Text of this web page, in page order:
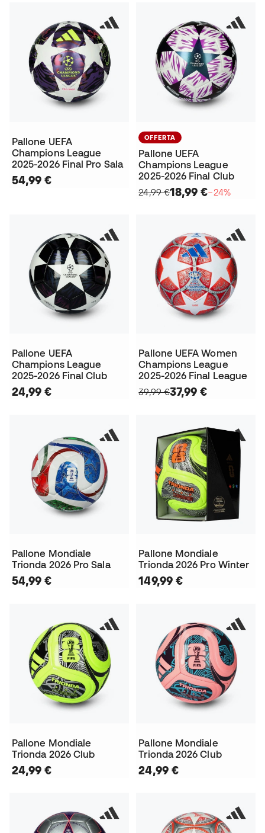
Pallone UEFA
Champions League
2025-2026 Final Pro Sala
54,99 €
OFFERTA
Pallone UEFA
Champions League
2025-2026 Final Club
24,99 €18,99 €−24%
Pallone UEFA
Champions League
2025-2026 Final Club
24,99 €
Pallone UEFA Women
Champions League
2025-2026 Final League
39,99 €37,99 €
Pallone Mondiale
Trionda 2026 Pro Sala
54,99 €
Pallone Mondiale
Trionda 2026 Pro Winter
149,99 €
Pallone Mondiale
Trionda 2026 Club
24,99 €
Pallone Mondiale
Trionda 2026 Club
24,99 €